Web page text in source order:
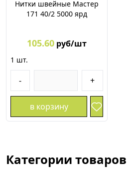
Нитки швейные Мастер
171 40/2 5000 ярд
105.60 руб/шт
1 шт.
- +
в корзину
Категории товаров